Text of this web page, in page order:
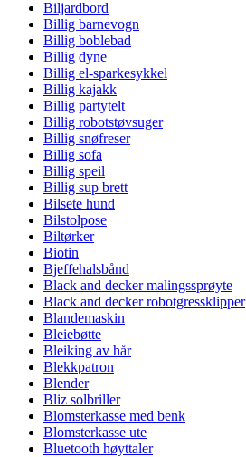
Biljardbord
Billig barnevogn
Billig boblebad
Billig dyne
Billig el-sparkesykkel
Billig kajakk
Billig partytelt
Billig robotstøvsuger
Billig snøfreser
Billig sofa
Billig speil
Billig sup brett
Bilsete hund
Bilstolpose
Biltørker
Biotin
Bjeffehalsbånd
Black and decker malingssprøyte
Black and decker robotgressklipper
Blandemaskin
Bleiebøtte
Bleiking av hår
Blekkpatron
Blender
Bliz solbriller
Blomsterkasse med benk
Blomsterkasse ute
Bluetooth høyttaler